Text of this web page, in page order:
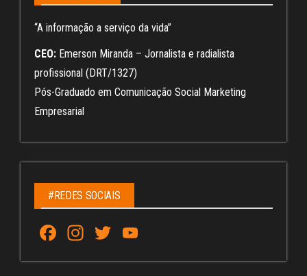
“A informação a serviço da vida”
CEO: Emerson Miranda – Jornalista e radialista
profissional (DRT/1327)
Pós-Graduado em Comunicação Social Marketing
Empresarial
#REDES SOCIAIS
Fa
ce
In
st
T
wi u